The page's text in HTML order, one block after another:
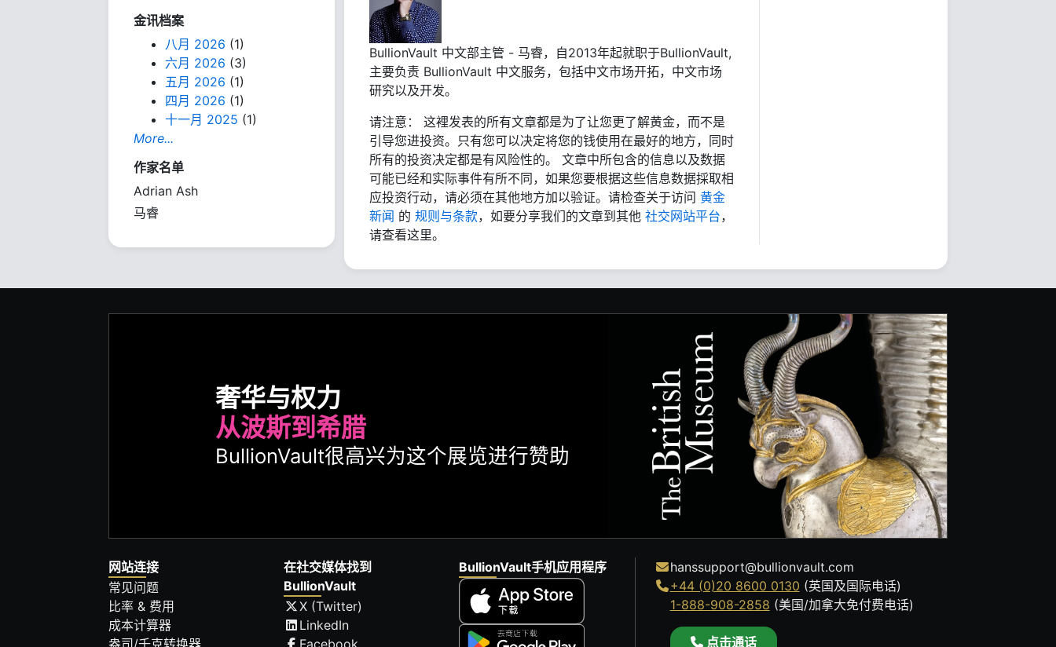
金讯档案
八月 2026 (1)
六月 2026 (3)
五月 2026 (1)
四月 2026 (1)
十一月 2025 (1)
More...
作家名单
Adrian Ash
马睿
BullionVault 中文部主管 - 马睿，自2013年起就职于BullionVault,
主要负责 BullionVault 中文服务，包括中文市场开拓，中文市场
研究以及开发。
请注意： 这裡发表的所有文章都是为了让您更了解黄金，而不是
引导您进投资。只有您可以决定将您的钱使用在最好的地方，同时
所有的投资决定都是有风险性的。 文章中所包含的信息以及数据
可能已经和实际事件有所不同，如果您要根据这些信息数据採取相
应投资行动，请必须在其他地方加以验证。请检查关于访问 黄金
新闻 的 规则与条款，如要分享我们的文章到其他 社交网站平台，
请查看这里。
奢华与权力
从波斯到希腊
BullionVault很高兴为这个展览进行赞助
网站连接
常见问题
比率 & 费用
成本计算器
在社交媒体找到
BullionVault
X (Twitter)
LinkedIn
BullionVault手机应用程序
hanssupport@bullionvault.com
+44 (0)20 8600 0130 (英国及国际电话)
1-888-908-2858 (美国/加拿大免付费电话)
点击通话